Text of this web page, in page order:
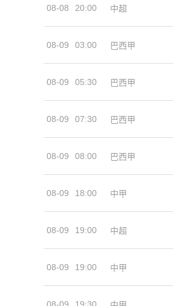
08-08 20:00 中超
08-09 03:00 巴西甲
08-09 05:30 巴西甲
08-09 07:30 巴西甲
08-09 08:00 巴西甲
08-09 18:00 中甲
08-09 19:00 中超
08-09 19:00 中甲
08-09 19:30